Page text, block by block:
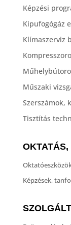
Képzési
Kipufogógáz
Klímaszerviz
Műszaki
Szerszámok,
Tisztítás
OKTATÁS,
Képzések,